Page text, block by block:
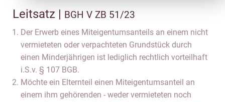
Leitsatz | BGH V ZB 51/23
Der Erwerb eines Miteigentumsanteils an einem nicht
vermieteten oder verpachteten Grundstück durch
einen Minderjährigen ist lediglich rechtlich vorteilhaft
i.S.v. § 107 BGB.
Möchte ein Elternteil einen Miteigentumsanteil an
einem ihm gehörenden - weder vermieteten noch